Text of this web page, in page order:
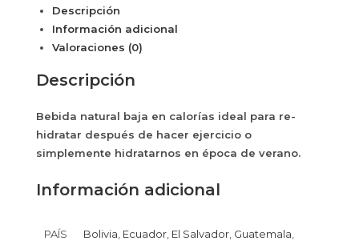
Descripción
Información adicional
Valoraciones (0)
Descripción
Bebida natural baja en calorías ideal para re-
hidratar después de hacer ejercicio o
simplemente hidratarnos en época de verano.
Información adicional
PAÍS Bolivia Ecuador El Salvador Guatemala